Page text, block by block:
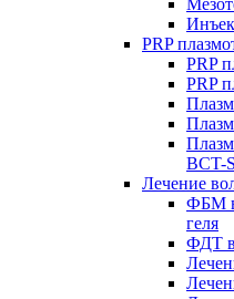
PRP
PRP
PRP
BCT-
Лечение
ФБМ
геля
ФДТ